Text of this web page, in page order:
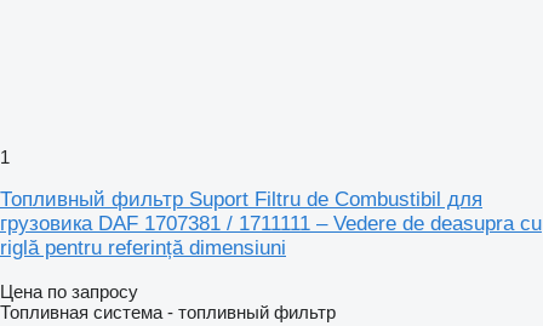
1
Топливный фильтр Suport Filtru de Combustibil для
грузовика DAF 1707381 / 1711111 – Vedere de deasupra cu
riglă pentru referință dimensiuni
Цена по запросу
Топливная система - топливный фильтр